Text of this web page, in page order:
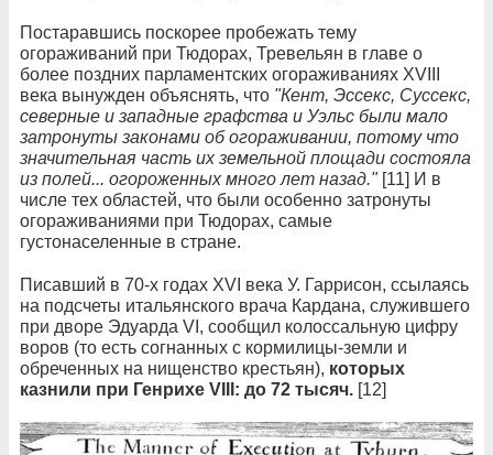
Постаравшись поскорее пробежать тему
огораживаний при Тюдорах, Тревельян в главе о
более поздних парламентских огораживаниях XVIII
века вынужден объяснять, что "Кент, Эссекс, Суссекс,
северные и западные графства и Уэльс были мало
затронуты законами об огораживании, потому что
значительная часть их земельной площади состояла
из полей... огороженных много лет назад."[11] И в
числе тех областей, что были особенно затронуты
огораживаниями при Тюдорах, самые
густонаселенные в стране.
Писавший в 70-х годах XVI века У. Гаррисон, ссылаясь
на подсчеты итальянского врача Кардана, служившего
при дворе Эдуарда VI, сообщил колоссальную цифру
воров (то есть согнанных с кормилицы-земли и
обреченных на нищенство крестьян), которых
казнили при Генрихе VIII: до 72 тысяч. [12]